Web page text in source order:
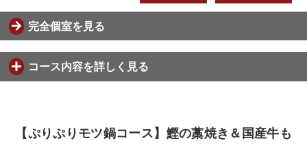
完全個室を見る
コース内容を詳しく見る
【ぷりぷりモツ鍋コース】鰹の藁焼き＆国産牛も